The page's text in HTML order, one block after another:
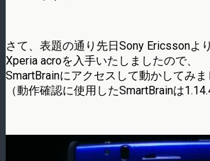
さて、表題の通り先日Sony Ericssonよ
Xperia acroを入手いたしましたので、
SmartBrainにアクセスして動かしてみま
（動作確認に使用したSmartBrainは